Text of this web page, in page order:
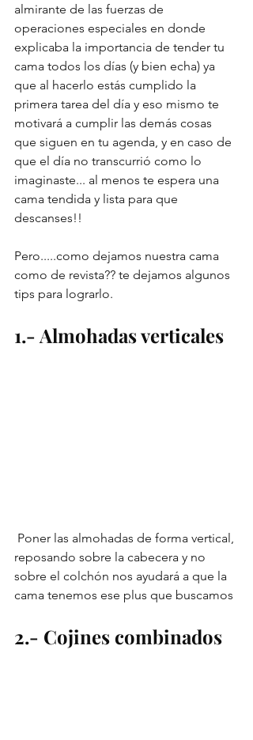
almirante de las fuerzas de
operaciones especiales en donde
explicaba la importancia de tender tu
cama todos los días (y bien echa) ya
que al hacerlo estás cumplido la
primera tarea del día y eso mismo te
motivará a cumplir las demás cosas
que siguen en tu agenda, y en caso de
que el día no transcurrió como lo
imaginaste... al menos te espera una
cama tendida y lista para que
descanses!!
Pero.....como dejamos nuestra cama
como de revista?? te dejamos algunos
tips para lograrlo.
1.- Almohadas verticales
reposando sobre la cabecera y no
sobre el colchón nos ayudará a que la
cama tenemos ese plus que buscamos
2.- Cojines combinados